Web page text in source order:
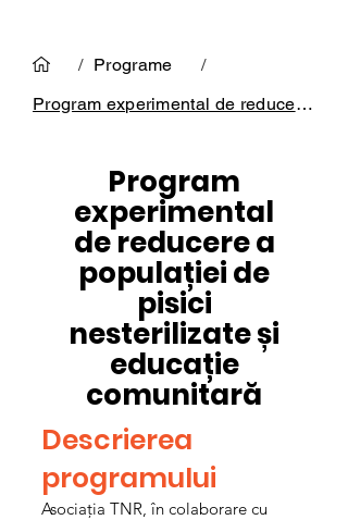
/ Programe
/
Program experimental de reducere a popul
Program
experimental
de reducere a
populației de
pisici
nesterilizate și
educație
comunitară
Descrierea
programului
Asociația TNR, în colaborare cu